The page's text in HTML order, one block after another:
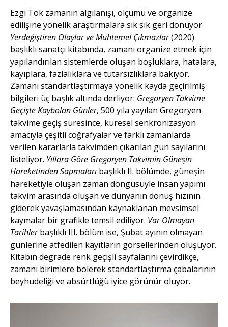
Ezgi Tok zamanın algılanışı, ölçümü ve organize
edilişine yönelik araştırmalara sık sık geri dönüyor.
Yerdeğiştiren Olaylar ve Muhtemel Çıkmazlar(2020)
başlıklı sanatçı kitabında, zamanı organize etmek için
yapılandırılan sistemlerde oluşan boşluklara, hatalara,
kayıplara, fazlalıklara ve tutarsızlıklara bakıyor.
Zamanı standartlaştırmaya yönelik kayda geçirilmiş
bilgileri üç başlık altında derliyor: Gregoryen Takvime
Geçişte Kaybolan Günler, 500 yıla yayılan Gregoryen
takvime geçiş süresince, küresel senkronizasyon
amacıyla çeşitli coğrafyalar ve farklı zamanlarda
verilen kararlarla takvimden çıkarılan gün sayılarını
listeliyor. Yıllara Göre Gregoryen Takvimin Güneşin
Hareketinden Sapmaları başlıklı II. bölümde, güneşin
hareketiyle oluşan zaman döngüsüyle insan yapımı
takvim arasında oluşan ve dünyanın dönüş hızının
giderek yavaşlamasından kaynaklanan mevsimsel
kaymalar bir grafikle temsil ediliyor. Var Olmayan
Tarihlerbaşlıklı III. bölüm ise, Şubat ayının olmayan
günlerine atfedilen kayıtların görsellerinden oluşuyor.
Kitabın degrade renk geçişli sayfalarını çevirdikçe,
zamanı birimlere bölerek standartlaştırma çabalarının
beyhudeliği ve absürtlüğü iyice görünür oluyor.